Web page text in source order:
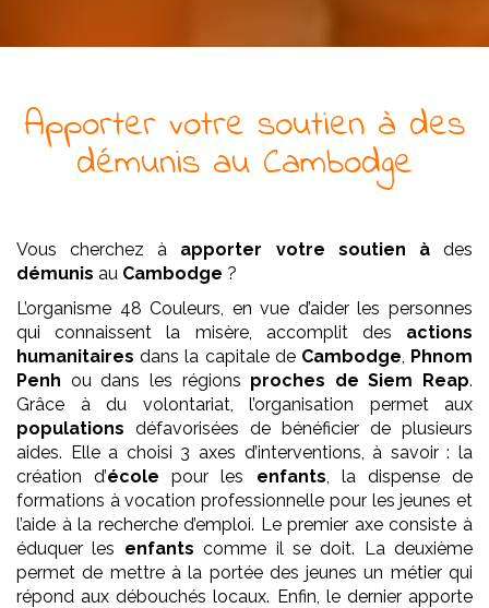
Apporter votre soutien à des
démunis au Cambodge
Vous cherchez à apporter votre soutien àdes
démunis au Cambodge ?
L’organisme 48 Couleurs, en vue d’aider les personnes
qui connaissent la misère, accomplit des actions
humanitaires dans la capitale de Cambodge Phnom
Penh ou dans les régions proches de Siem Reap.
Grâce à du volontariat, l’organisation permet aux
populations défavorisées de bénéficier de plusieurs
aides. Elle a choisi 3 axes d’interventions, à savoir : la
création d’école pour les enfants , la dispense de
formations à vocation professionnelle pour les jeunes et
l’aide à la recherche d’emploi. Le premier axe consiste à
éduquer les enfants comme il se doit. La deuxième
permet de mettre à la portée des jeunes un métier qui
répond aux débouchés locaux. Enfin, le dernier apporte